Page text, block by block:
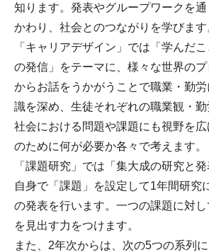
知ります。発表やグループワークを
かわり、社会とのつながりを学びます
「キャリアデザイン」では「学んだ
の発信」をテーマに、様々な世界の
からお話をうかがうことで職業・勤
識を深め、生徒それぞれの職業観・勤
社会における問題や課題にも視野を
のために何が必要か各々で考えます。
「課題研究」では「集大成の研究と
自身で「課題」を設定して1年間研究
の発表を行います。一つの課題に対し
を見出す力をつけます。
また、2年次からは、次の5つの系列